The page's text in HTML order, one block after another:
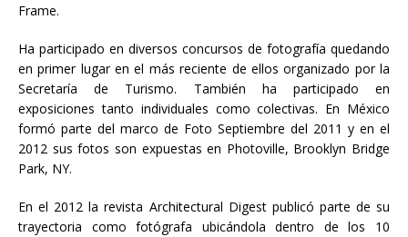
Frame.
Ha participado en diversos concursos de fotografía quedando
en primer lugar en el más reciente de ellos organizado por la
Secretaría de Turismo. También ha participado en
exposiciones tanto individuales como colectivas. En México
formó parte del marco de Foto Septiembre del 2011 y en el
2012 sus fotos son expuestas en Photoville, Brooklyn Bridge
Park, NY.
En el 2012 la revista Architectural Digest publicó parte de su
trayectoria como fotógrafa ubicándola dentro de los 10